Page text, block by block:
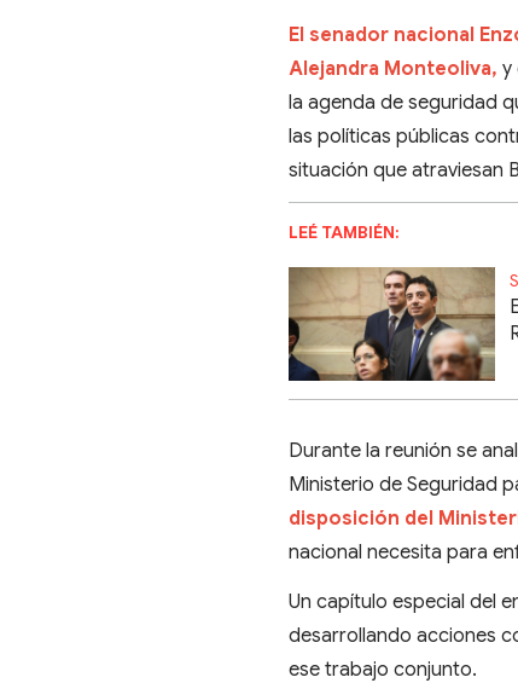
El senador nacional
Alejandra Monteoliva, y
la agenda de seguridad
las políticas públicas
situación que atraviesan
LEÉ TAMBIÉN:
Durante la reunión se
Ministerio de Seguridad
disposición del
nacional necesita para
Un capítulo especial del
desarrollando acciones
ese trabajo conjunto.